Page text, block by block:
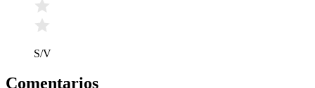
S/V
Comentarios